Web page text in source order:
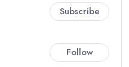
Subscribe
Follow